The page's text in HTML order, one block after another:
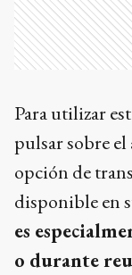
Para utilizar
pulsar sobre
opción de
disponible en
es
o durante